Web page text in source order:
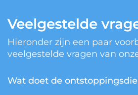
Veelgestelde
Hieronder zijn een paar
veelgestelde vragen van
Wat doet de